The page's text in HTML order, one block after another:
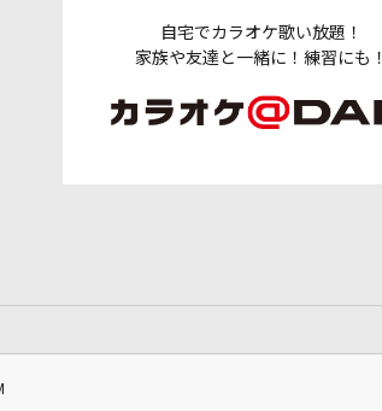
自宅でカラオケ歌い放題！
家族や友達と一緒に！練習にも！